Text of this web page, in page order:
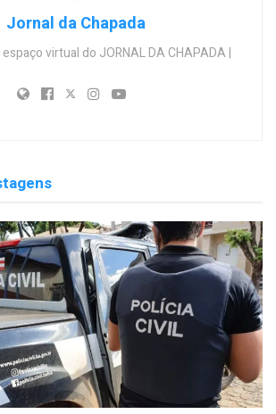
Jornal da Chapada
virtual do JORNAL DA CHAPADA |